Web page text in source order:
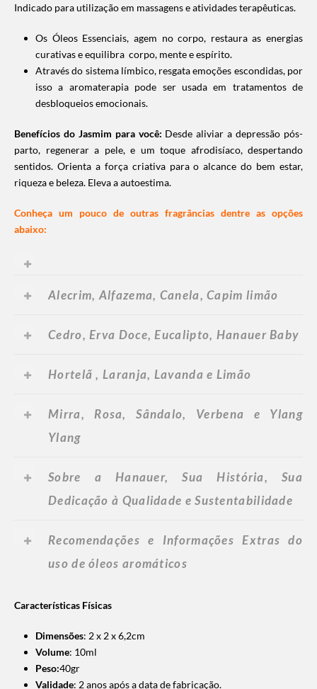
Indicado para utilização em massagens e atividades terapêuticas.
Os Óleos Essenciais, agem no corpo, restaura as energias
curativas e equilibra corpo, mente e espírito.
Através do sistema límbico, resgata emoções escondidas, por
isso a aromaterapia pode ser usada em tratamentos de
desbloqueios emocionais.
Benefícios do Jasmim para você: Desde aliviar a depressão pós-
parto, regenerar a pele, e um toque afrodisíaco, despertando
sentidos. Orienta a força criativa para o alcance do bem estar,
riqueza e beleza. Eleva a autoestima.
Conheça um pouco de outras fragrâncias dentre as opções
abaixo:
Alecrim, Alfazema, Canela, Capim limão
Cedro, Erva Doce, Eucalipto, Hanauer Baby
Hortelã , Laranja, Lavanda e Limão
Mirra, Rosa, Sândalo, Verbena e Ylang
Ylang
Sobre a Hanauer, Sua História, Sua
Dedicação à Qualidade e Sustentabilidade
Recomendações e Informações Extras do
uso de óleos aromáticos
Características Físicas
Dimensões: 2 x 2 x 6,2cm
Volume: 10ml
Peso:40gr
Validade: 2 anos após a data de fabricação.